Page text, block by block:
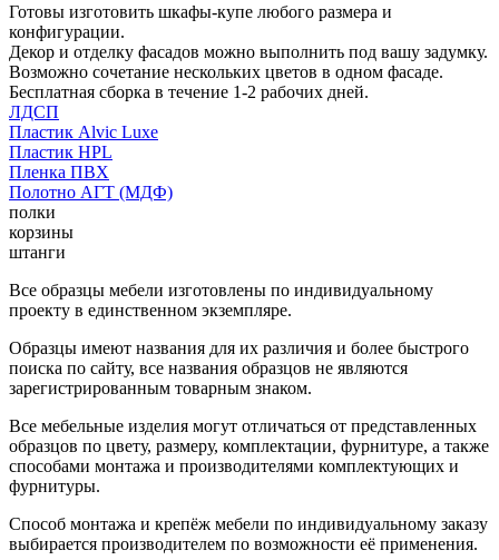
Готовы изготовить шкафы-купе любого размера и
конфигурации.
Декор и отделку фасадов можно выполнить под вашу задумку.
Возможно сочетание нескольких цветов в одном фасаде.
Бесплатная сборка в течение 1-2 рабочих дней.
ЛДСП
Пластик Alvic Luxe
Пластик HPL
Пленка ПВХ
Полотно АГТ (МДФ)
полки
корзины
штанги
Все образцы мебели изготовлены по индивидуальному
проекту в единственном экземпляре.
Образцы имеют названия для их различия и более быстрого
поиска по сайту, все названия образцов не являются
зарегистрированным товарным знаком.
Все мебельные изделия могут отличаться от представленных
образцов по цвету, размеру, комплектации, фурнитуре, а также
способами монтажа и производителями комплектующих и
фурнитуры.
Способ монтажа и крепёж мебели по индивидуальному заказу
выбирается производителем по возможности её применения.